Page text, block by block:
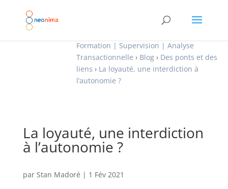
Formation | Supervision | Analyse
Transactionnelle › Blog › Des ponts et des
liens › La loyauté, une interdiction à
l’autonomie ?
La loyauté, une interdiction
à l’autonomie ?
par Stan Madoré | 1 Fév 2021